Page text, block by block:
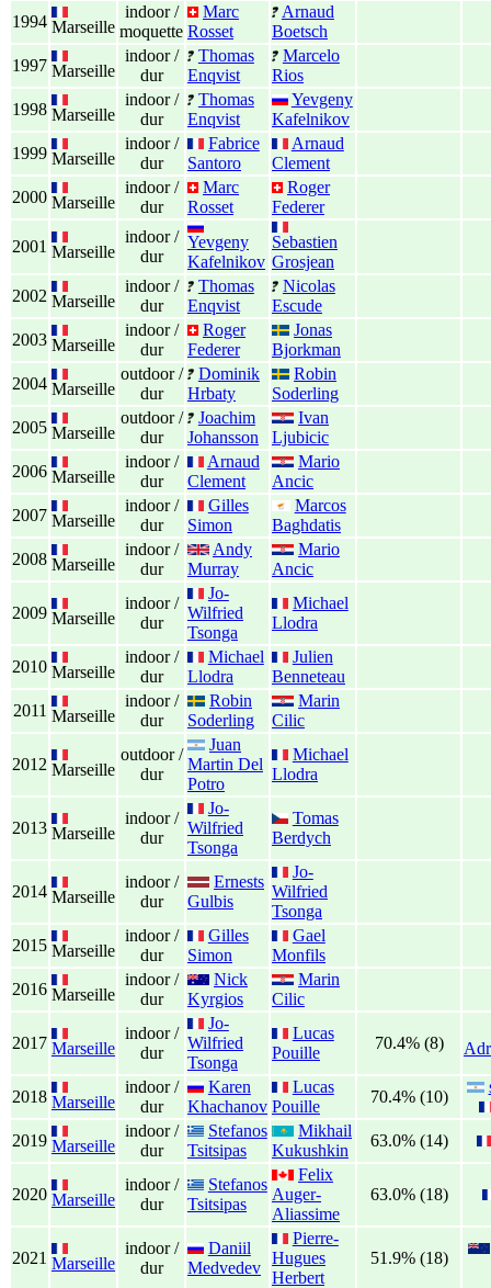
1994 Marseille
indoor /
moquette
Marc
Rosset
Arnaud
Boetsch
1997 Marseille
indoor /
dur
Thomas
Enqvist
Marcelo
Rios
1998 Marseille
indoor /
dur
Thomas
Enqvist
Yevgeny
Kafelnikov
1999 Marseille
indoor /
dur
Fabrice
Santoro
Arnaud
Clement
2000 Marseille
indoor /
dur
Marc
Rosset
Roger
Federer
2001 Marseille
indoor /
dur
Yevgeny
Kafelnikov
Sebastien
Grosjean
2002 Marseille
indoor /
dur
Thomas
Enqvist
Nicolas
Escude
2003 Marseille
indoor /
dur
Roger
Federer
Jonas
Bjorkman
2004 Marseille
outdoor /
dur
Dominik
Hrbaty
Robin
Soderling
2005 Marseille
outdoor /
dur
Joachim
Johansson
Ivan
Ljubicic
2006 Marseille
indoor /
dur
Arnaud
Clement
Mario
Ancic
2007 Marseille
indoor /
dur
Gilles
Simon
Marcos
Baghdatis
2008 Marseille
indoor /
dur
Andy
Murray
Mario
Ancic
2009 Marseille
indoor /
dur
Jo-
Wilfried
Tsonga
Michael
Llodra
2010 Marseille
indoor /
dur
Michael
Llodra
Julien
Benneteau
2011 Marseille
indoor /
dur
Robin
Soderling
Marin
Cilic
2012 Marseille
outdoor /
dur
Juan
Martin Del
Potro
Michael
Llodra
2013 Marseille
indoor /
dur
Jo-
Wilfried
Tsonga
Tomas
Berdych
2014 Marseille
indoor /
dur
Ernests
Gulbis
Jo-
Wilfried
Tsonga
2015 Marseille
indoor /
dur
Gilles
Simon
Gael
Monfils
2016 Marseille
indoor /
dur
Nick
Kyrgios
Marin
Cilic
2017 Marseille
indoor /
dur
Jo-
Wilfried
Tsonga
Lucas
Pouille
70.4% (8)
2018 Marseille
indoor /
dur
Karen
Khachanov
Lucas
Pouille
70.4% (10)
2019 Marseille
indoor /
dur
Stefanos
Tsitsipas
Mikhail
Kukushkin
63.0% (14)
2020 Marseille
indoor /
dur
Stefanos
Tsitsipas
Felix
Auger-
Aliassime
63.0% (18)
2021 Marseille
indoor /
dur
Daniil
Medvedev
Pierre-
Hugues
Herbert
51.9% (18)